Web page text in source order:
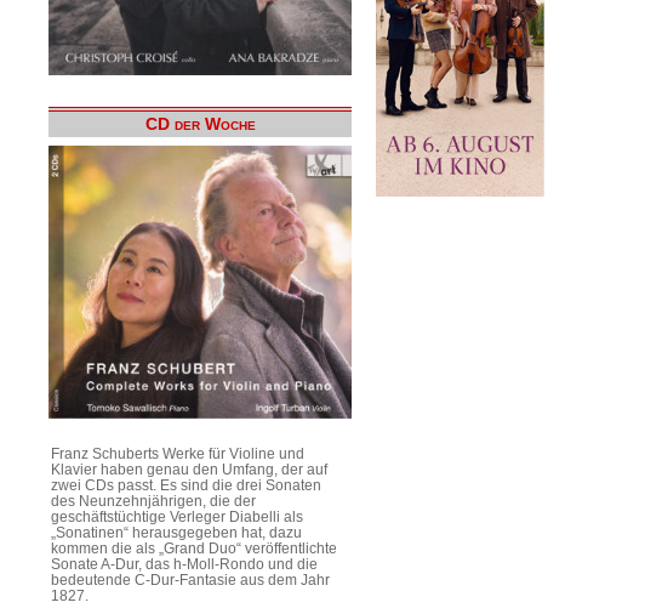
CD der Woche
Franz Schuberts Werke für Violine und
Klavier haben genau den Umfang, der auf
zwei CDs passt. Es sind die drei Sonaten
des Neunzehnjährigen, die der
geschäftstüchtige Verleger Diabelli als
„Sonatinen“ herausgegeben hat, dazu
kommen die als „Grand Duo“ veröffentlichte
Sonate A-Dur, das h-Moll-Rondo und die
bedeutende C-Dur-Fantasie aus dem Jahr
1827.